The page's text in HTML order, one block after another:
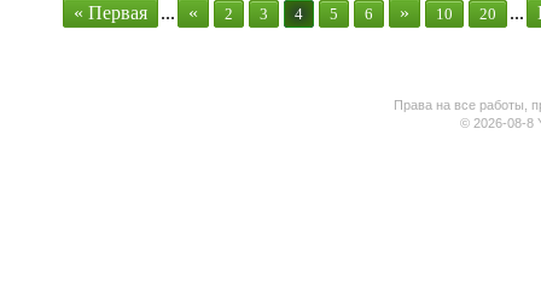
« Первая ... « 2 3 4 5 6 » 10 20 ...
Права на все работы,
© 2026-08-8